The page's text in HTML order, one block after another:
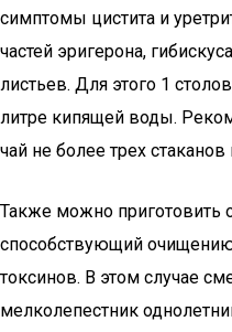
симптомы цистита и
частей эригерона,
листьев. Для этого 1
литре кипящей воды.
чай не более трех стаканов
Также можно приготовить
способствующий
токсинов. В этом случае
мелколепестник